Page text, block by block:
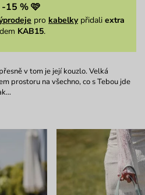
-15 % 🩷
pro kabelkypřidali extra
KAB15.
v tom je její kouzlo. Velká
prostoru na všechno, co s Tebou jde